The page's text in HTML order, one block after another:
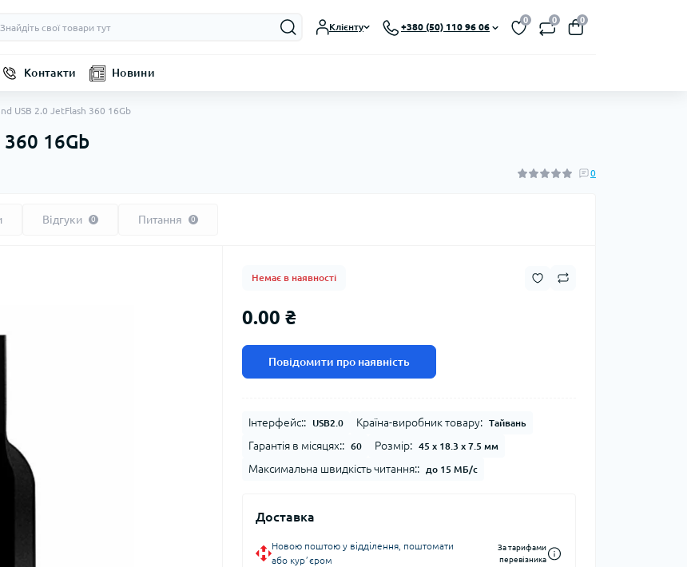
Клієнту +380 (50) 110 96 06
0 0 0
Контакти Новини
USB 2.0 JetFlash 360 16Gb
360 16Gb
0
Відгуки 0 Питання 0
Немає в наявності
0.00 ₴
Повідомити про наявність
Інтерфейс:: USB2.0 Країна-виробник товару: Тайвань
Гарантія в місяцях:: 60 Розмір: 45 x 18.3 x 7.5 мм
Максимальна швидкість читання:: до 15 МБ/с
Доставка
Новою поштою у відділення, поштомати
або курʼєром
За тарифами
перевізника